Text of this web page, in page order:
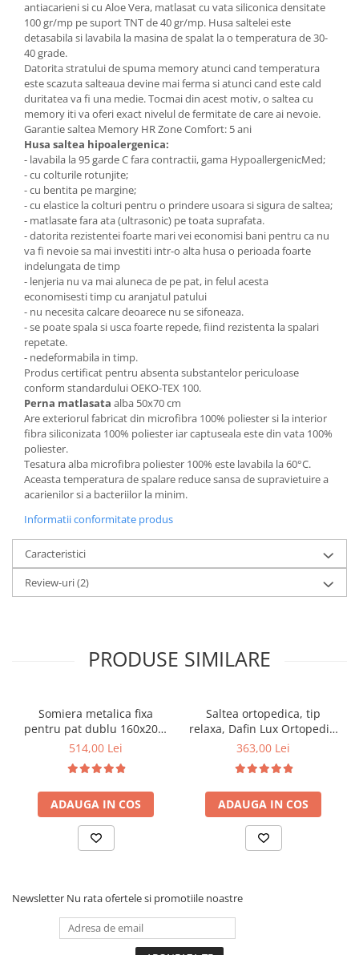
antiacarieni si cu Aloe Vera, matlasat cu vata siliconica densitate
100 gr/mp pe suport TNT de 40 gr/mp. Husa saltelei este
detasabila si lavabila la masina de spalat la o temperatura de 30-
40 grade.
Datorita stratului de spuma memory atunci cand temperatura
este scazuta salteaua devine mai ferma si atunci cand este cald
duritatea va fi una medie. Tocmai din acest motiv, o saltea cu
memory iti va oferi exact nivelul de fermitate de care ai nevoie.
Garantie saltea Memory HR Zone Comfort: 5 ani
Husa saltea hipoalergenica:
- lavabila la 95 garde C fara contractii, gama HypoallergenicMed;
- cu colturile rotunjite;
- cu bentita pe margine;
- cu elastice la colturi pentru o prindere usoara si sigura de saltea;
- matlasate fara ata (ultrasonic) pe toata suprafata.
- datorita rezistentei foarte mari vei economisi bani pentru ca nu
va fi nevoie sa mai investiti intr-o alta husa o perioada foarte
indelungata de timp
- lenjeria nu va mai aluneca de pe pat, in felul acesta
economisesti timp cu aranjatul patului
- nu necesita calcare deoarece nu se sifoneaza.
- se poate spala si usca foarte repede, fiind rezistenta la spalari
repetate.
- nedeformabila in timp.
Produs certificat pentru absenta substantelor periculoase
conform standardului OEKO-TEX 100.
Perna matlasata alba 50x70 cm
Are exteriorul fabricat din microfibra 100% poliester si la interior
fibra siliconizata 100% poliester iar captuseala este din vata 100%
poliester.
Tesatura alba microfibra poliester 100% este lavabila la 60°C.
Aceasta temperatura de spalare reduce sansa de supravietuire a
acarienilor si a bacteriilor la minim.
Informatii conformitate produs
Caracteristici
Review-uri(2)
PRODUSE SIMILARE
Somiera metalica fixa
pentru pat dublu 160x200,
6 picioare, 32 lamele lemn
saltea ferm, negru
514,00 Lei
ADAUGA IN COS
Saltea ortopedica, tip
relaxa, Dafin Lux Ortopedic,
90x200x21cm, fermitate
tip Bonell, fata vara-iarna,
sistem de aerisire cu
butoni, Salt Confort
363,00 Lei
ADAUGA IN COS
Newsletter Nu rata ofertele si promotiile noastre